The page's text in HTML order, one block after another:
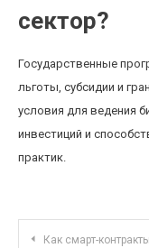
сектор?
Государственные
льготы, субсидии и
условия для ведения
инвестиций и
практик.
Как смарт-контракты могут изменить подход к инвестициям для начинающих: